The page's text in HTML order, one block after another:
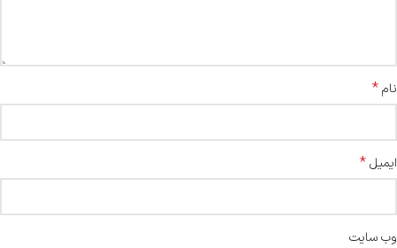
نام*
ایمیل*
وب‌ سایت